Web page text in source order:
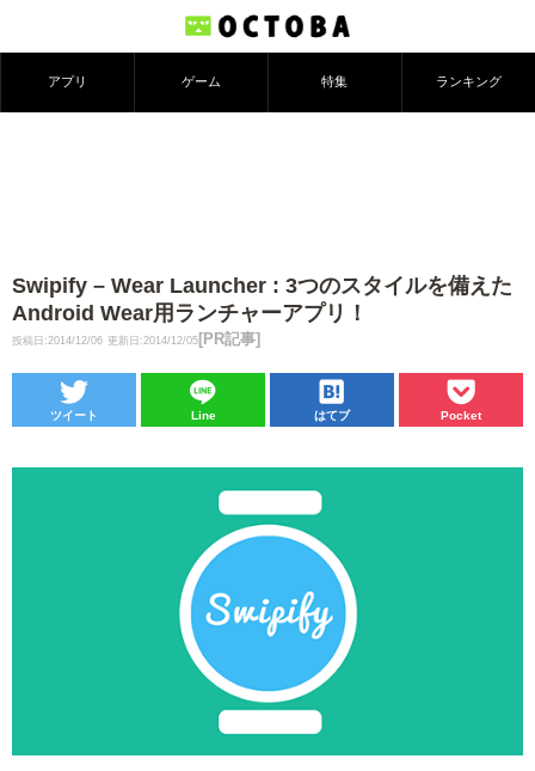
アプリ ゲーム 特集 ランキング
Swipify – Wear Launcher : 3つのスタイルを備えた
Android Wear用ランチャーアプリ！
投稿日:2014/12/06 更新日:2014/12/05 [PR記事]
ツイート Line はてブ Pocket